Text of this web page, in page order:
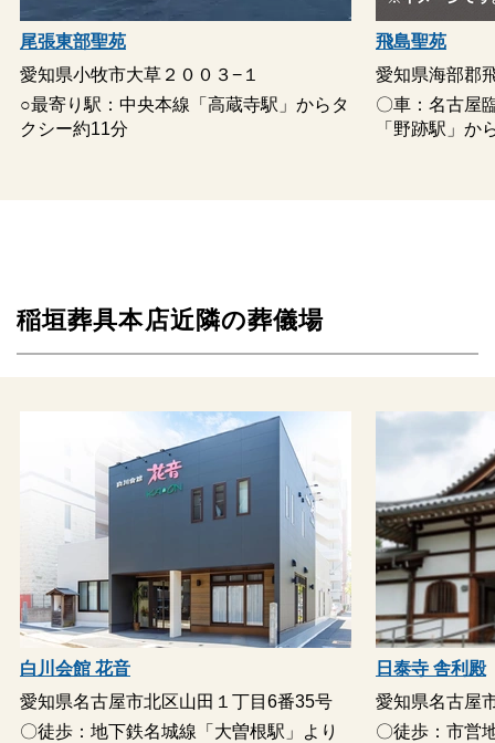
尾張東部聖苑
愛知県小牧市大草２００３−１
○最寄り駅：中央本線「高蔵寺駅」からタ
クシー約11分
飛島聖苑
愛知県海部郡
〇車：名古屋
「野跡駅」か
稲垣葬具本店近隣の葬儀場
白川会館 花音
愛知県名古屋市北区山田１丁目6番35号
〇徒歩：地下鉄名城線「大曽根駅」より
日泰寺 舎利殿
愛知県名古屋
〇徒歩：市営